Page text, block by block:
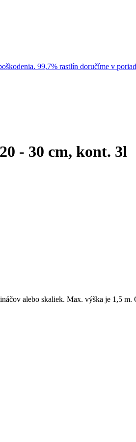
99,7% rastlín doručíme v
- 30 cm, kont. 3l
alebo skaliek. Max. výška je 1,5